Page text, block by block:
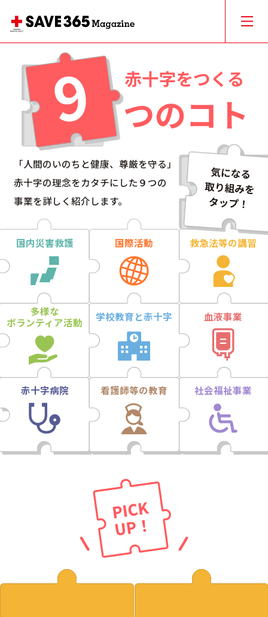
「人間のいのちと健康、尊厳を守る」
赤十字の理念をカタチにした９つの
事業を詳しく紹介します。
国内災害救護 国際活動 救急法等の講習
多様な
ボランティア活動
学校教育と赤十字 血液事業
赤十字病院 看護師等の教育 社会福祉事業